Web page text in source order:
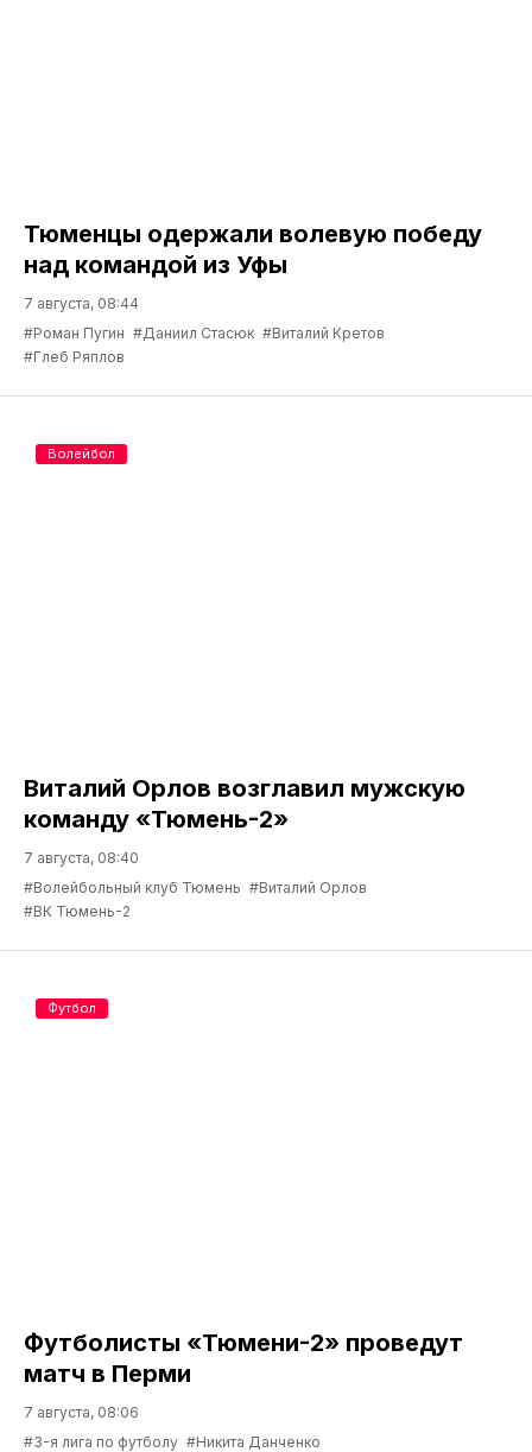
Тюменцы одержали волевую победу
над командой из Уфы
7 августа, 08:44
#Роман Пугин #Даниил Стасюк #Виталий Кретов
#Глеб Ряплов
Виталий Орлов возглавил мужскую
команду «Тюмень-2»
7 августа, 08:40
#Волейбольный клуб Тюмень #Виталий Орлов
#ВК Тюмень-2
Волейбол
Футболисты «Тюмени-2» проведут
матч в Перми
7 августа, 08:06
#3-я лига по футболу #Никита Данченко
Футбол